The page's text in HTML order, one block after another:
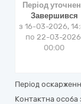
Період
Завершився
з 16-03-2026,
по 22-03-
00:00
Період
Контактна